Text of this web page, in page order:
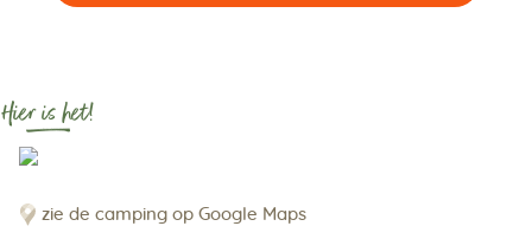
Hier is het!
zie de camping op Google Maps